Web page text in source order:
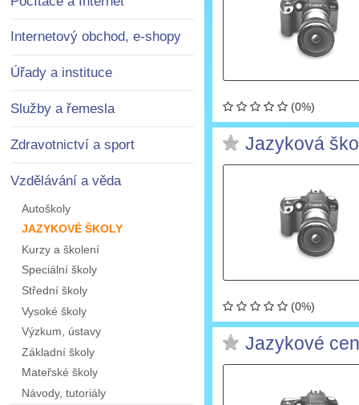
Internetový obchod, e-shopy
Úřady a instituce
Služby a řemesla
Zdravotnictví a sport
Vzdělávání a věda
Autoškoly
JAZYKOVÉ ŠKOLY
Kurzy a školení
Speciální školy
Střední školy
Vysoké školy
Výzkum, ústavy
Základní školy
Mateřské školy
Návody, tutoriály
(0%)
Jazyková
(0%)
Jazykové